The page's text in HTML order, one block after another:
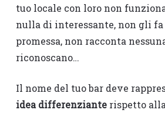
tuo locale con loro non
nulla di interessante, non gli
promessa, non racconta
riconoscano…
Il nome del tuo bar deve
idea differenzianterispetto